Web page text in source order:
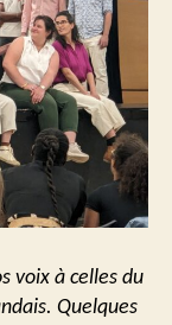
voix à celles du
Quelques